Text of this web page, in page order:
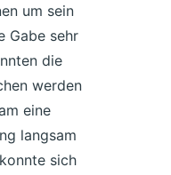
um sein
Gabe sehr
die
werden
eine
langsam
sich